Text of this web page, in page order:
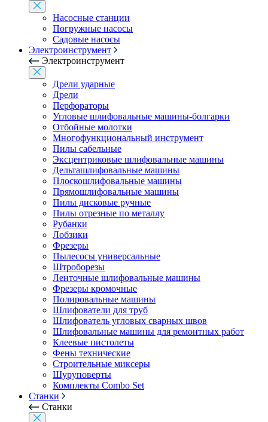
Насосные станции
Погружные насосы
Садовые насосы
Электроинструмент
Электроинструмент
Дрели ударные
Дрели
Перфораторы
Угловые шлифовальные машины-болгарки
Отбойные молотки
Многофункциональный инструмент
Пилы сабельные
Эксцентриковые шлифовальные машины
Дельташлифовальные машины
Плоскошлифовальные машины
Прямошлифовальные машины
Пилы дисковые ручные
Пилы отрезные по металлу
Рубанки
Лобзики
Фрезеры
Пылесосы универсальные
Штроборезы
Ленточные шлифовальные машины
Фрезеры кромочные
Полировальные машины
Шлифователи для труб
Шлифователь угловых сварных швов
Шлифовальные машины для ремонтных работ
Клеевые пистолеты
Фены технические
Строительные миксеры
Шуруповерты
Комплекты Combo Set
Станки
Станки